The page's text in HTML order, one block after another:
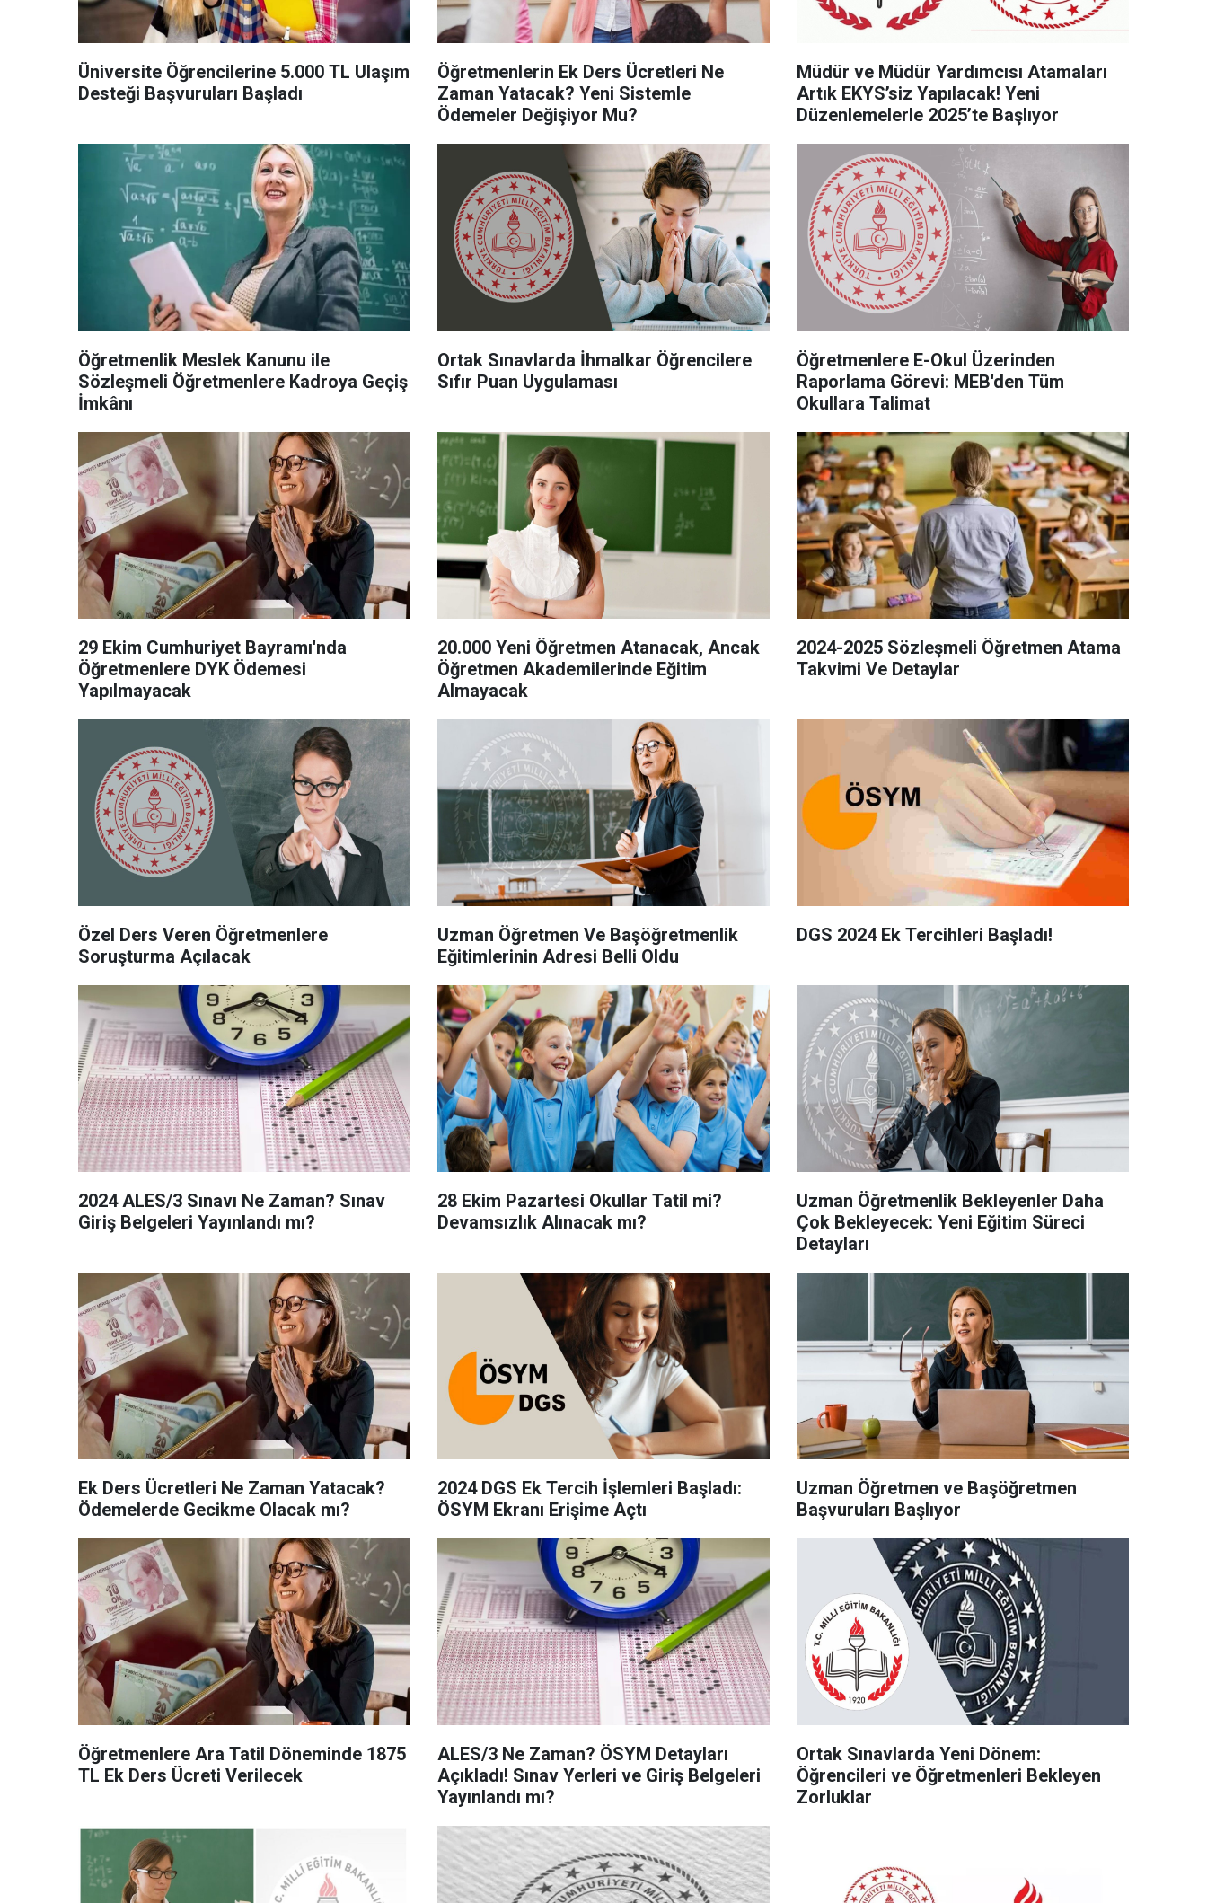
Üniversite Öğrencilerine 5.000 TL Ulaşım
Desteği Başvuruları Başladı
Öğretmenlerin Ek Ders Ücretleri Ne
Zaman Yatacak? Yeni Sistemle
Ödemeler Değişiyor Mu?
Müdür ve Müdür Yardımcısı Atamaları
Artık EKYS’siz Yapılacak! Yeni
Düzenlemelerle 2025’te Başlıyor
Öğretmenlik Meslek Kanunu ile
Sözleşmeli Öğretmenlere Kadroya Geçiş
İmkânı
Ortak Sınavlarda İhmalkar Öğrencilere
Sıfır Puan Uygulaması
Öğretmenlere E-Okul Üzerinden
Raporlama Görevi: MEB'den Tüm
Okullara Talimat
29 Ekim Cumhuriyet Bayramı'nda
Öğretmenlere DYK Ödemesi
Yapılmayacak
20.000 Yeni Öğretmen Atanacak, Ancak
Öğretmen Akademilerinde Eğitim
Almayacak
2024-2025 Sözleşmeli Öğretmen Atama
Takvimi Ve Detaylar
Özel Ders Veren Öğretmenlere
Soruşturma Açılacak
Uzman Öğretmen Ve Başöğretmenlik
Eğitimlerinin Adresi Belli Oldu
DGS 2024 Ek Tercihleri Başladı!
2024 ALES/3 Sınavı Ne Zaman? Sınav
Giriş Belgeleri Yayınlandı mı?
28 Ekim Pazartesi Okullar Tatil mi?
Devamsızlık Alınacak mı?
Uzman Öğretmenlik Bekleyenler Daha
Çok Bekleyecek: Yeni Eğitim Süreci
Detayları
Ek Ders Ücretleri Ne Zaman Yatacak?
Ödemelerde Gecikme Olacak mı?
2024 DGS Ek Tercih İşlemleri Başladı:
ÖSYM Ekranı Erişime Açtı
Uzman Öğretmen ve Başöğretmen
Başvuruları Başlıyor
Öğretmenlere Ara Tatil Döneminde 1875
TL Ek Ders Ücreti Verilecek
ALES/3 Ne Zaman? ÖSYM Detayları
Açıkladı! Sınav Yerleri ve Giriş Belgeleri
Yayınlandı mı?
Ortak Sınavlarda Yeni Dönem:
Öğrencileri ve Öğretmenleri Bekleyen
Zorluklar